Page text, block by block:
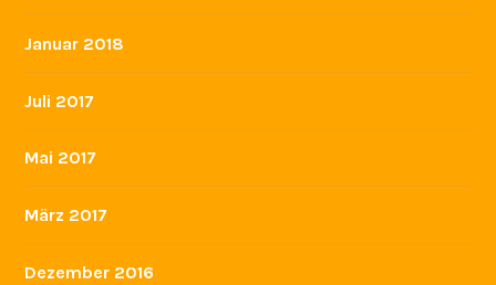
Januar 2019
November 2018
Oktober 2018
September 2018
Juli 2018